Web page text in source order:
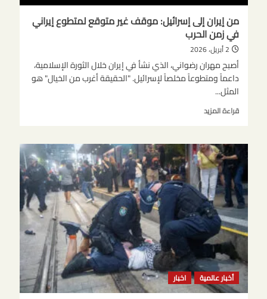
من إيران إلى إسرائيل: موقف غير متوقع لمتطوع إيراني
في زمن الحرب
2 أبريل، 2026
أصبح مهران رضواني، الذي نشأ في إيران خلال الثورة الإسلامية،
داعماً ومتطوعاً مخلصاً لإسرائيل. "الحقيقة أغرب من الخيال" هو
المثل...
قراءة المزيداقرأ
من
إيران
إلى
إسرائيل:
موقف
غير
متوقع
لمتطوع
إيراني
في
زمن
الحرب
أخبار عالمية اخبار